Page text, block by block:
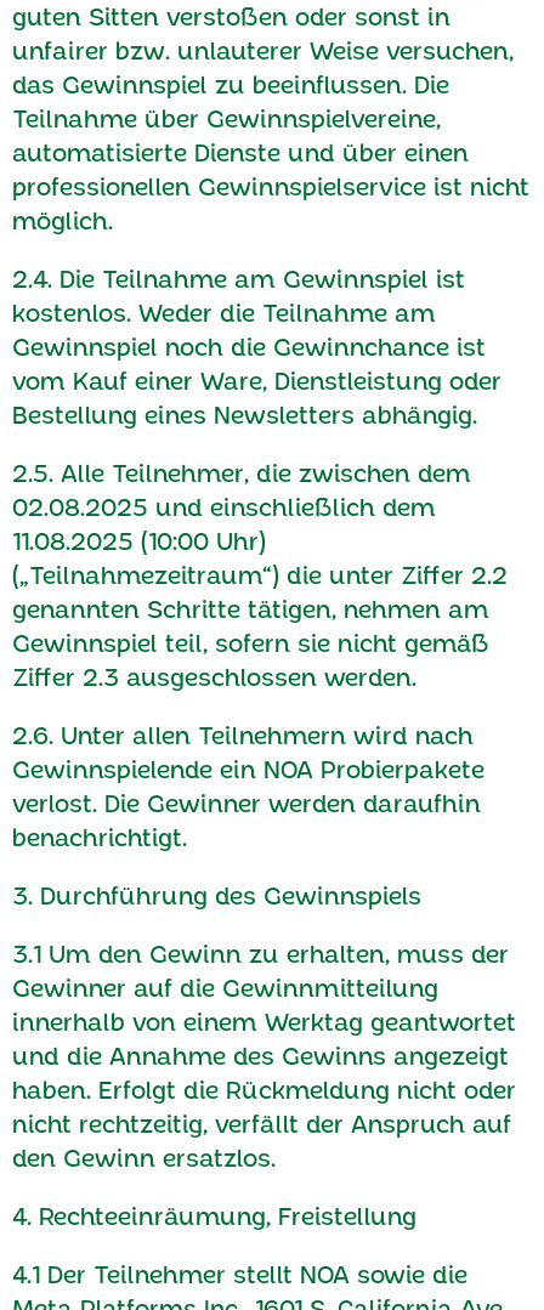
guten Sitten verstoßen oder sonst in
unfairer bzw. unlauterer Weise versuchen,
das Gewinnspiel zu beeinflussen. Die
Teilnahme über Gewinnspielvereine,
automatisierte Dienste und über einen
professionellen Gewinnspielservice ist nicht
möglich.
2.4. Die Teilnahme am Gewinnspiel ist
kostenlos. Weder die Teilnahme am
Gewinnspiel noch die Gewinnchance ist
vom Kauf einer Ware, Dienstleistung oder
Bestellung eines Newsletters abhängig.
2.5. Alle Teilnehmer, die zwischen dem
02.08.2025 und einschließlich dem
11.08.2025 (10:00 Uhr)
(„Teilnahmezeitraum“) die unter Ziffer 2.2
genannten Schritte tätigen, nehmen am
Gewinnspiel teil, sofern sie nicht gemäß
Ziffer 2.3 ausgeschlossen werden.
2.6. Unter allen Teilnehmern wird nach
Gewinnspielende ein NOA Probierpakete
verlost. Die Gewinner werden daraufhin
benachrichtigt.
3. Durchführung des Gewinnspiels
3.1 Um den Gewinn zu erhalten, muss der
Gewinner auf die Gewinnmitteilung
innerhalb von einem Werktag geantwortet
und die Annahme des Gewinns angezeigt
haben. Erfolgt die Rückmeldung nicht oder
nicht rechtzeitig, verfällt der Anspruch auf
den Gewinn ersatzlos.
4. Rechteeinräumung, Freistellung
4.1 Der Teilnehmer stellt NOA sowie die